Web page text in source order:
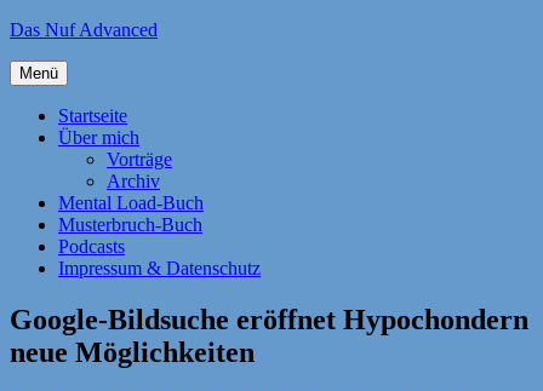
Zum
springen
Das Nuf Advanced
Menü
Startseite
Über mich
Vorträge
Archiv
Mental Load-Buch
Musterbruch-Buch
Podcasts
Impressum & Datenschutz
Google-Bildsuche eröffnet Hypochondern
neue Möglichkeiten